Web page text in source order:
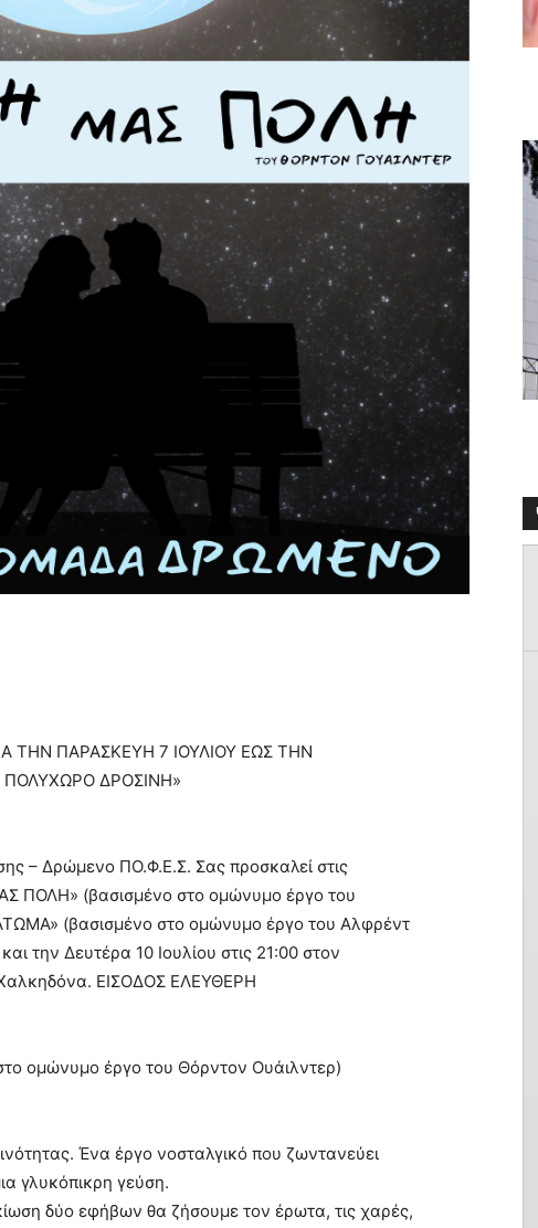
ΤΗΝ ΠΑΡΑΣΚΕΥΗ 7 ΙΟΥΛΙΟΥ ΕΩΣ ΤΗΝ
ΠΟΛΥΧΩΡΟ ΔΡΟΣΙΝΗ»
– Δρώµενο ΠΟ.Φ.Ε.Σ. Σας προσκαλεί στις
ΠΟΛΗ» (βασισµένο στο οµώνυµο έργο του
(βασισµένο στο οµώνυµο έργο του Αλφρέντ
την Δευτέρα 10 Ιουλίου στις 21:00 στον
ΕΙΣΟΔΟΣ ΕΛΕΥΘΕΡΗ
οµώνυµο έργο του Θόρντον Ουάιλντερ)
Ένα έργο νοσταλγικό που ζωντανεύει
γλυκόπικρη γεύση.
δύο εφήβων θα ζήσουµε τον έρωτα, τις χαρές,